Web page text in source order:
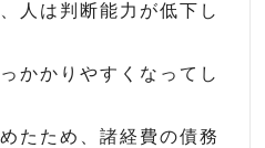
人は判断能力が低下し
かかりやすくなってし
たため、諸経費の債務